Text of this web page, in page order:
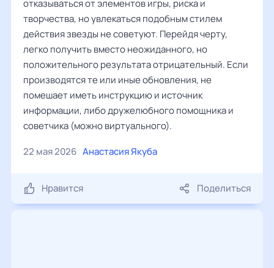
отказываться от элементов игры, риска и
творчества, но увлекаться подобным стилем
действия звезды не советуют. Перейдя черту,
легко получить вместо неожиданного, но
положительного результата отрицательный. Если
производятся те или иные обновления, не
помешает иметь инструкцию и источник
информации, либо дружелюбного помощника и
советчика (можно виртуального).
22 мая 2026 Анастасия Якуба
Нравится Поделиться